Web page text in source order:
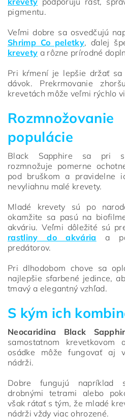
pigmentu.
Veľmi dobre sa osvedčujú
Shrimp Co peletky, ďalej
krevety a rôzne prírodné
Pri kŕmení je lepšie držať sa
dávok. Prekrmovanie
krevetách môže veľmi rýchlo
populácie
Black Sapphire sa pri
rozmnožuje pomerne
pod bruškom a pravidelne
nevyliahnu malé krevety.
Mladé krevety sú po
okamžite sa pasú na
akváriu. Veľmi dôležité sú
rastliny do akvária a
predátorov.
Pri dlhodobom chove sa
najlepšie sfarbené jedince,
tmavý a elegantný vzhľad.
S kým ich
Neocaridina Black
samostatnom
osádke môže fungovať aj
nádrži.
Dobre fungujú napríklad
drobnými tetrami alebo
však rátať s tým, že mladé
nádrži vždy viac ohrozené.